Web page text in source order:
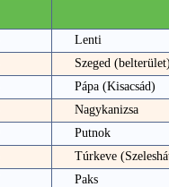
Lenti
Szeged (belterület)
Pápa (Kisacsád)
Nagykanizsa
Putnok
Túrkeve
Paks